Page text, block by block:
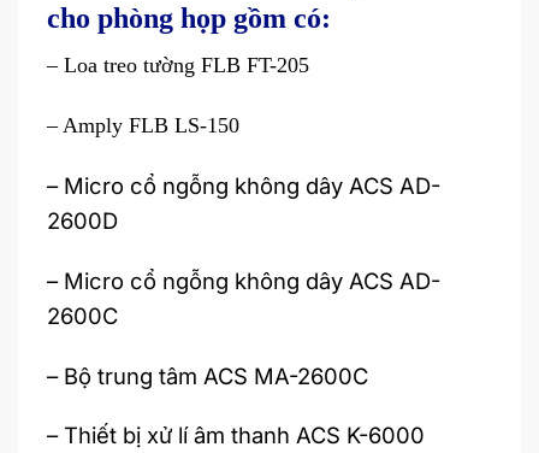
cho phòng họp gồm có:
– Loa treo tường FLB FT-205
– Amply FLB LS-150
– Micro cổ ngỗng không dây ACS AD-
2600D
– Micro cổ ngỗng không dây ACS AD-
2600C
– Bộ trung tâm ACS MA-2600C
– Thiết bị xử lí âm thanh ACS K-6000